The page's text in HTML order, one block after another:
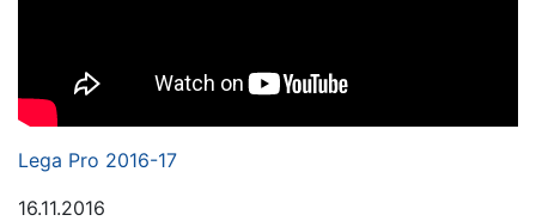
Lega Pro 2016-17
16.11.2016